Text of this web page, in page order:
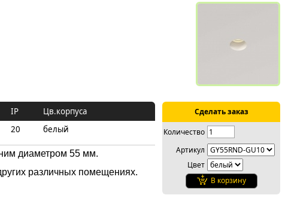
IP
Цв.корпуса
20 белый
диаметром 55 мм.
различных помещениях.
Сделать заказ
Количество
Артикул
Цвет
В корзину